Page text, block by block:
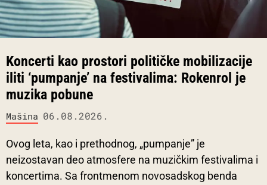
Koncerti kao prostori političke mobilizacije
iliti ‘pumpanje’ na festivalima: Rokenrol je
muzika pobune
Mašina 06.08.2026.
Ovog leta, kao i prethodnog, „pumpanje” je
neizostavan deo atmosfere na muzičkim festivalima i
koncertima. Sa frontmenom novosadskog benda